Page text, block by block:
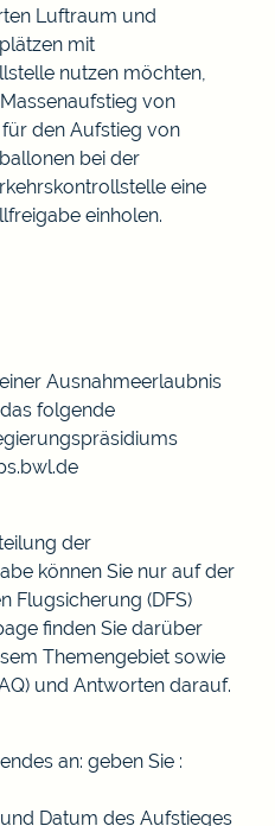
Luftraum und
mit
nutzen möchten,
von
den Aufstieg von
bei der
eine
einholen.
Ausnahmeerlaubnis
folgende
der
können Sie nur auf der
Flugsicherung (DFS)
finden Sie darüber
Themengebiet sowie
und Antworten darauf.
an: geben Sie :
Datum des Aufstieges